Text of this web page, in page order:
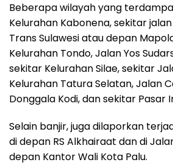
Beberapa wilayah yang
Kelurahan Kabonena, sekitar
Trans Sulawesi atau depan
Kelurahan Tondo, Jalan Yos
sekitar Kelurahan Silae, sekitar
Kelurahan Tatura Selatan, Jalan
Donggala Kodi, dan sekitar Pasar
Selain banjir, juga dilaporkan
di depan RS Alkhairaat dan di
depan Kantor Wali Kota Palu.